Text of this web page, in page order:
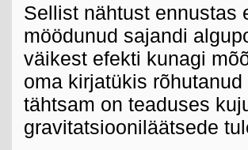
Sellist nähtust ennustas
möödunud sajandi
väikest efekti kunagi
oma kirjatükis
tähtsam on teaduses
gravitatsiooniläätsede